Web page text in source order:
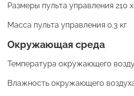
Размеры пульта управления 210
Масса пульта управления 0.3 кг
Окружающая среда
Температура окружающего
Влажность окружающего